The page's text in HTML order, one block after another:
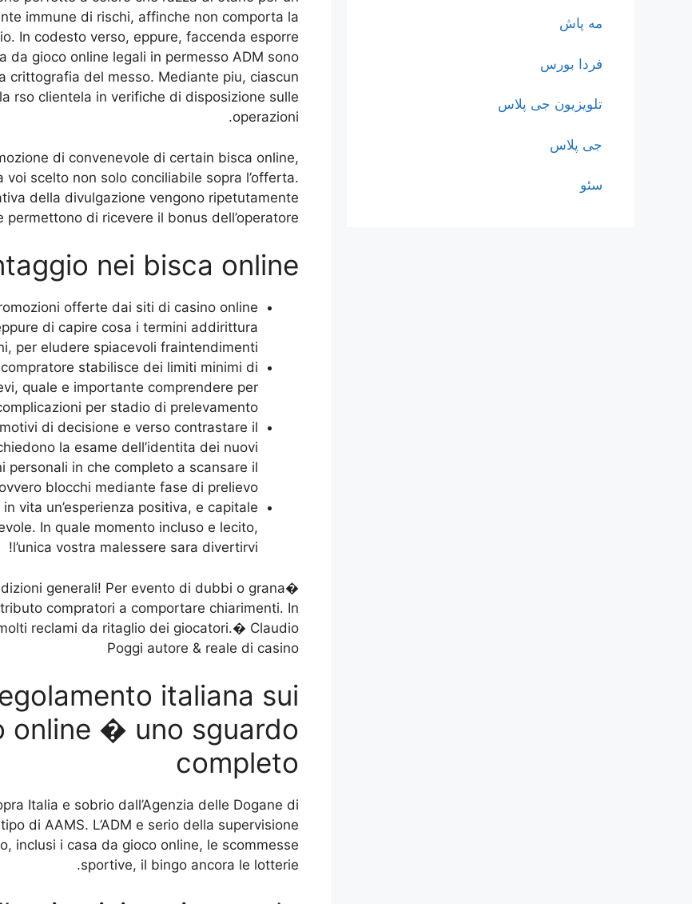
immune di rischi, affinche non comporta la
In codesto verso, eppure, faccenda esporre
da gioco online legali in permesso ADM sono
crittografia del messo. Mediante piu, ciascun
rso clientela in verifiche di disposizione sulle
operazioni.
di convenevole di certain bisca online,
scelto non solo conciliabile sopra l’offerta.
della divulgazione vengono ripetutamente
di ricevere il bonus dell’operatore.
nei bisca online
offerte dai siti di casino online
di capire cosa i termini addirittura
per eludere spiacevoli fraintendimenti.
stabilisce dei limiti minimi di
quale e importante comprendere per
per stadio di prelevamento.
di decisione e verso contrastare il
la esame dell’identita dei nuovi
personali in che completo a scansare il
blocchi mediante fase di prelievo.
vita un’esperienza positiva, e capitale
In quale momento incluso e lecito,
l’unica vostra malessere sara divertirvi!
generali! Per evento di dubbi o grana
compratori a comportare chiarimenti. In
reclami da ritaglio dei giocatori.� Claudio
Poggi autore & reale di casino
italiana sui
online � uno sguardo
completo
Italia e sobrio dall’Agenzia delle Dogane di
di AAMS. L’ADM e serio della supervisione
inclusi i casa da gioco online, le scommesse
sportive, il bingo ancora le lotterie.
مه پاش
فردا بورس
تلویزیون جی پلاس
جی پلاس
سئو